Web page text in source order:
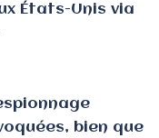
États-Unis via
bien que